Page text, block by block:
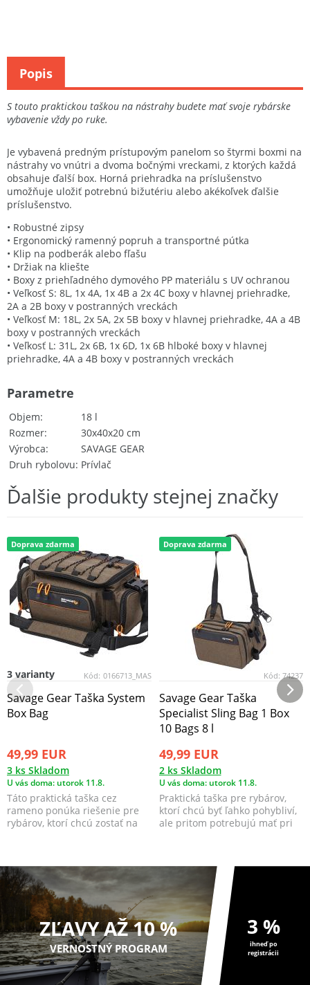
S touto praktickou taškou na nástrahy budete mať svoje rybárske
vybavenie vždy po ruke.
Je vybavená predným prístupovým panelom so štyrmi boxmi na
nástrahy vo vnútri a dvoma bočnými vreckami, z ktorých každá
obsahuje ďalší box. Horná priehradka na príslušenstvo
umožňuje uložiť potrebnú bižutériu alebo akékoľvek ďalšie
príslušenstvo.
• Robustné zipsy
• Ergonomický ramenný popruh a transportné pútka
• Klip na podberák alebo fľašu
• Držiak na kliešte
• Boxy z priehľadného dymového PP materiálu s UV ochranou
• Veľkosť S: 8L, 1x 4A, 1x 4B a 2x 4C boxy v hlavnej priehradke,
2A a 2B boxy v postranných vreckách
• Veľkosť M: 18L, 2x 5A, 2x 5B boxy v hlavnej priehradke, 4A a 4B
boxy v postranných vreckách
• Veľkosť L: 31L, 2x 6B, 1x 6D, 1x 6B hlboké boxy v hlavnej
priehradke, 4A a 4B boxy v postranných vreckách
Objem
18 l
Rozmer
30x40x20 cm
Výrobca
SAVAGE GEAR
Druh rybolovu Prívlač
Parametre
Popis
Ďalšie produkty stejnej značky
Doprava zdarma
Kód: 0166713_MAS
3 varianty
Savage Gear Taška System
Box Bag
49,99 EUR
3 ks Skladom
U vás doma: utorok 11.8.
Táto praktická taška cez
rameno ponúka riešenie pre
rybárov, ktorí chcú zostať na
Doprava zdarma
Kód: 74237
Savage Gear Taška
Specialist Sling Bag 1 Box
10 Bags 8 l
49,99 EUR
2 ks Skladom
U vás doma: utorok 11.8.
Praktická taška pre rybárov,
ktorí chcú byť ľahko pohybliví,
ale pritom potrebujú mať pri
ZĽAVY AŽ 10 %
VERNOSTNÝ PROGRAM
3 %
ihneď po
registrácii